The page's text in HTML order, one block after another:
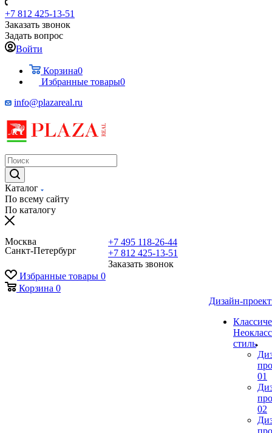
+7 812 425-13-51
Заказать звонок
Задать вопрос
Войти
Корзина0
Избранные товары0
info@plazareal.ru
Каталог
По всему сайту
По каталогу
Москва
Санкт-Петербург
+7 495 118-26-44
+7 812 425-13-51
Заказать звонок
Избранные товары 0
Корзина 0
Дизайн-
стиль
01
02